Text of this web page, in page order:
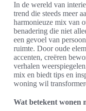
In de wereld van
trend die steeds meer
harmonieuze mix van
benadering die niet
een gevoel van
ruimte. Door oude
accenten, creëren
verhalen
mix en biedt tips en
woning wil
Wat betekent wonen